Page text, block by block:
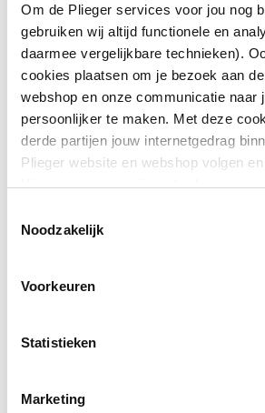
Om de Plieger services voor jou nog
gebruiken wij altijd functionele en
daarmee vergelijkbare technieken).
cookies plaatsen om je bezoek aan
webshop en onze communicatie naar
persoonlijker te maken. Met deze
derde partijen jouw internetgedrag
Plieger website en webshop volgen
Hiermee passen wij en derden onze
We slaan je cookievoorkeur op in je
Noodzakelijk
Voorkeuren
Statistieken
Marketing
hebben een
mechanische
bediening
waardoor
zegeschikt zijn
voor zowel
Sigma12 cm en
Sigma 8cm
eigenschappen
-Drukstiften
snelinstelling
Materiaal
Type bekrachtiging
planchetbediening